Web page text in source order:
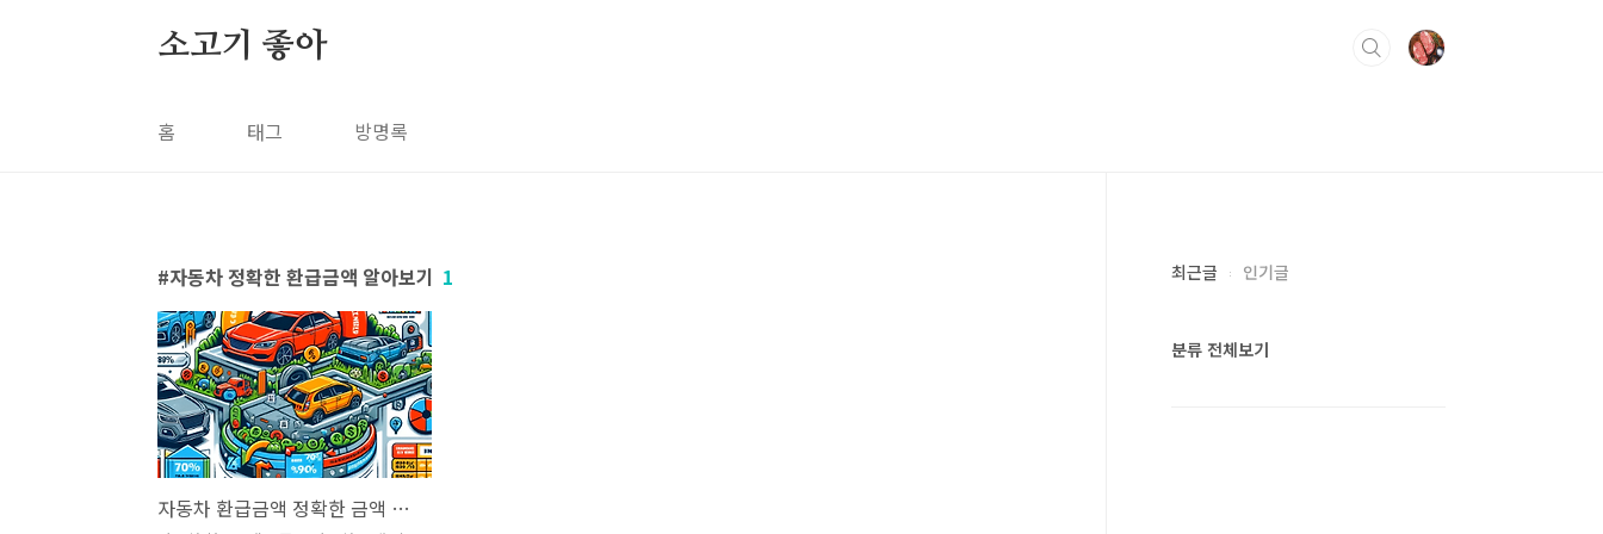
소고기 좋아
홈 태그 방명록
자동차 정확한 환급금액 알아보기 1
자동차 환급금액 정확한 금액 알아보기
최근글 인기글
분류 전체보기